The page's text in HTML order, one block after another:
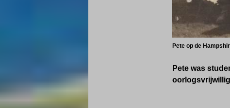
Pete op de
Pete was